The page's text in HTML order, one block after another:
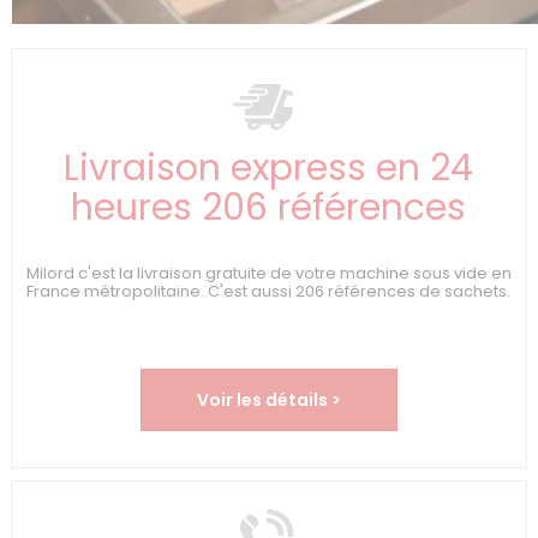
Livraison express en 24
heures 206 références
Milord c'est la livraison gratuite de votre machine sous vide en
France métropolitaine. C'est aussi 206 références de sachets.
Voir les détails >